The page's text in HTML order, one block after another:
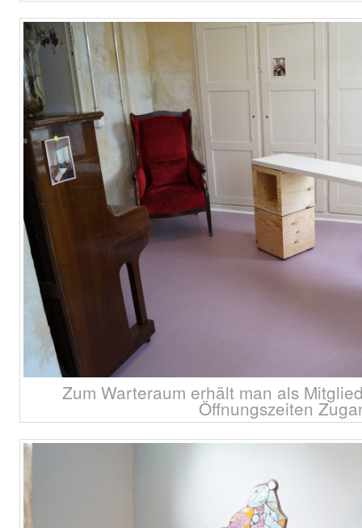
Zum Warteraum erhält man als
Öffnungszeiten